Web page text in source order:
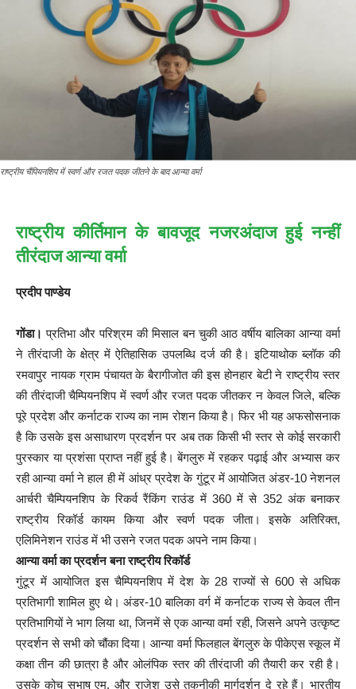
राष्ट्रीय चैंपियनशिप में स्वर्ण और रजत पदक जीतने के बाद आन्या वर्मा
राष्ट्रीय कीर्तिमान के बावजूद नजरअंदाज हुई नन्हीं
तीरंदाज आन्या वर्मा
प्रदीप पाण्डेय
गोंडा। प्रतिभा और परिश्रम की मिसाल बन चुकी आठ वर्षीय बालिका आन्या वर्मा
ने तीरंदाजी के क्षेत्र में ऐतिहासिक उपलब्धि दर्ज की है। इटियाथोक ब्लॉक की
रमवापुर नायक ग्राम पंचायत के बैरागीजोत की इस होनहार बेटी ने राष्ट्रीय स्तर
की तीरंदाजी चैम्पियनशिप में स्वर्ण और रजत पदक जीतकर न केवल जिले, बल्कि
पूरे प्रदेश और कर्नाटक राज्य का नाम रोशन किया है। फिर भी यह अफसोसनाक
है कि उसके इस असाधारण प्रदर्शन पर अब तक किसी भी स्तर से कोई सरकारी
पुरस्कार या प्रशंसा प्राप्त नहीं हुई है। बेंगलुरु में रहकर पढ़ाई और अभ्यास कर
रही आन्या वर्मा ने हाल ही में आंध्र प्रदेश के गुंटूर में आयोजित अंडर-10 नेशनल
आर्चरी चैम्पियनशिप के रिकर्व रैंकिंग राउंड में 360 में से 352 अंक बनाकर
राष्ट्रीय रिकॉर्ड कायम किया और स्वर्ण पदक जीता। इसके अतिरिक्त,
एलिमिनेशन राउंड में भी उसने रजत पदक अपने नाम किया।
आन्या वर्मा का प्रदर्शन बना राष्ट्रीय रिकॉर्ड
गुंटूर में आयोजित इस चैम्पियनशिप में देश के 28 राज्यों से 600 से अधिक
प्रतिभागी शामिल हुए थे। अंडर-10 बालिका वर्ग में कर्नाटक राज्य से केवल तीन
प्रतिभागियों ने भाग लिया था, जिनमें से एक आन्या वर्मा रही, जिसने अपने उत्कृष्ट
प्रदर्शन से सभी को चौंका दिया। आन्या वर्मा फिलहाल बेंगलुरु के पीकेएस स्कूल में
कक्षा तीन की छात्रा है और ओलंपिक स्तर की तीरंदाजी की तैयारी कर रही है।
उसके कोच सुभाष एम. और राजेश उसे तकनीकी मार्गदर्शन दे रहे हैं। भारतीय